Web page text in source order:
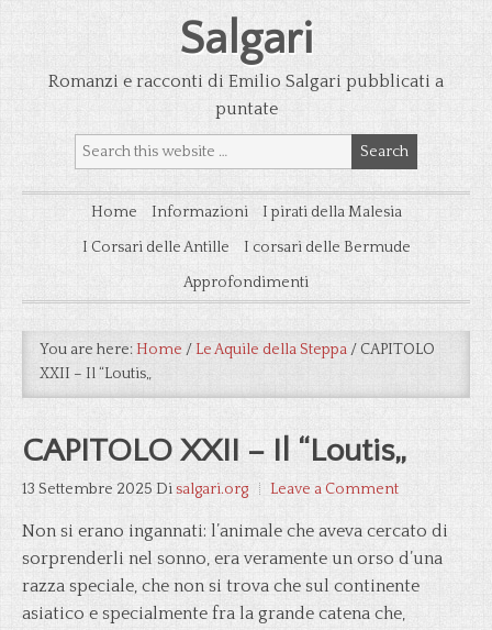
Salgari
Romanzi e racconti di Emilio Salgari pubblicati a
puntate
Home Informazioni
I pirati della Malesia
I Corsari delle Antille
I corsari delle Bermude
Approfondimenti
You are here: Home /Le Aquile della Steppa /CAPITOLO
XXII – Il “Loutis„
CAPITOLO XXII – Il “Loutis„
13 Settembre 2025 Di salgari.org Leave a Comment
Non si erano ingannati: l’animale che aveva cercato di
sorprenderli nel sonno, era veramente un orso d’una
razza speciale, che non si trova che sul continente
asiatico e specialmente fra la grande catena che,